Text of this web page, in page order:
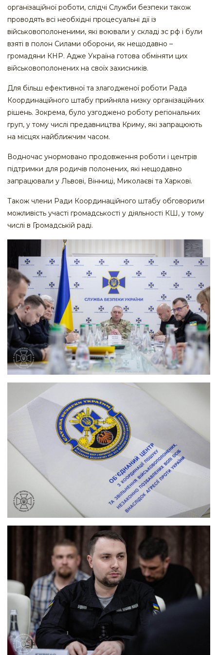
організаційної роботи, слідчі Служби безпеки також
проводять всі необхідні процесуальні дії із
військовополоненими, які воювали у складі зс рф і були
взяті в полон Силами оборони, як нещодавно –
громадяни КНР. Адже Україна готова обміняти цих
військовополонених на своїх захисників.
Для більш ефективної та злагодженої роботи Рада
Координаційного штабу прийняла низку організаційних
рішень. Зокрема, було узгоджено роботу регіональних
груп, у тому числі предавництва Криму, які запрацюють
на місцях найближчим часом.
Водночас унормовано продовження роботи і центрів
підтримки для родичів полонених, які нещодавно
запрацювали у Львові, Вінниці, Миколаєві та Харкові.
Також члени Ради Координаційного штабу обговорили
можливість участі громадськості у діяльності КШ, у тому
числі в Громадській раді.